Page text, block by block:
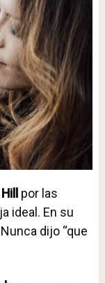
por las
ideal. En su
dijo “que